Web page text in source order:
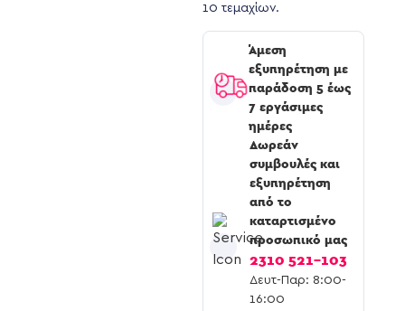
10 τεμαχίων.
Άμεση
εξυπηρέτηση με
παράδοση 5 έως
7 εργάσιμες
ημέρες
Δωρεάν
συμβουλές και
εξυπηρέτηση
από το
καταρτισμένο
προσωπικό μας
2310 521-103
Δευτ-Παρ: 8:00-
16:00